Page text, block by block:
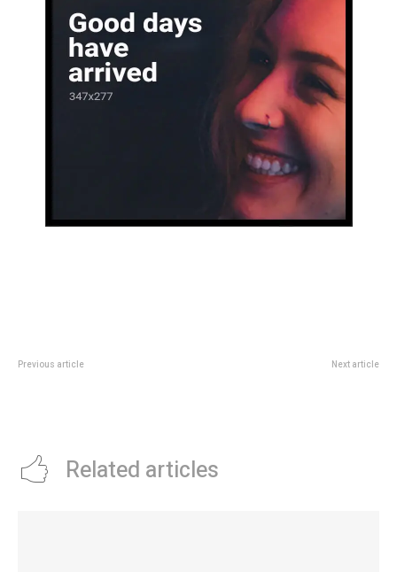
Previous article Next article
Related articles